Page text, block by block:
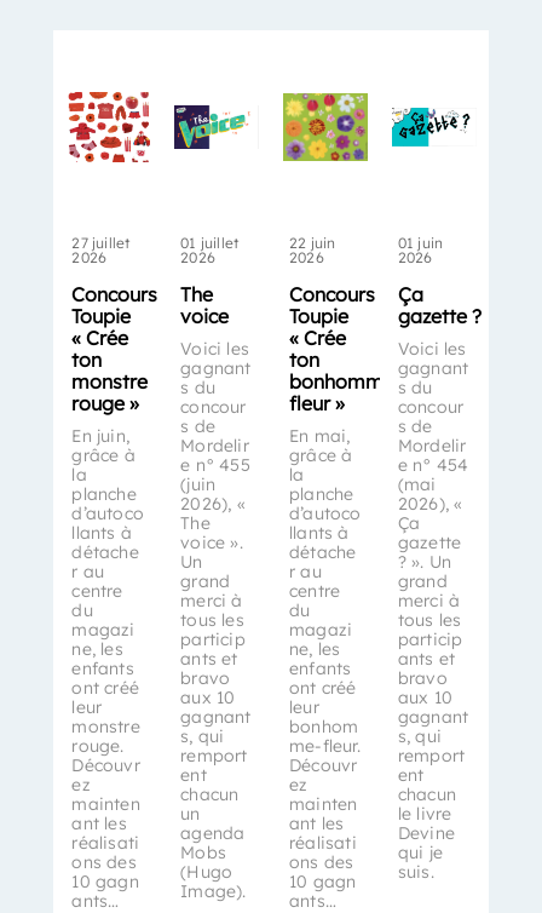
27 juillet
2026
Concours
Toupie
« Crée
ton
monstre
rouge »
En juin,
grâce à
la
planche
d’autoco
llants à
détache
r au
centre
du
magazi
ne, les
enfants
ont créé
leur
monstre
rouge.
Découvr
ez
mainten
ant les
réalisati
ons des
10 gagn
ants…
01 juillet
2026
The
voice
Voici les
gagnant
s du
concour
s de
Mordelir
e n° 455
(juin
2026), «
The
voice ».
Un
grand
merci à
tous les
particip
ants et
bravo
aux 10
gagnant
s, qui
remport
ent
chacun
un
agenda
Mobs
(Hugo
Image).
22 juin
2026
Concours
Toupie
« Crée
ton
bonhomme-
fleur »
En mai,
grâce à
la
planche
d’autoco
llants à
détache
r au
centre
du
magazi
ne, les
enfants
ont créé
leur
bonhom
me-fleur.
Découvr
ez
mainten
ant les
réalisati
ons des
10 gagn
ants…
01 juin
2026
Ça
gazette ?
Voici les
gagnant
s du
concour
s de
Mordelir
e n° 454
(mai
2026), «
Ça
gazette
? ». Un
grand
merci à
tous les
particip
ants et
bravo
aux 10
gagnant
s, qui
remport
ent
chacun
le livre
Devine
qui je
suis.